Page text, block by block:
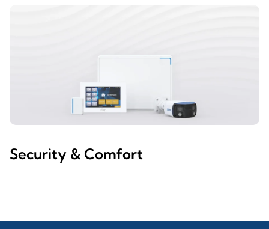
Security & Comfort